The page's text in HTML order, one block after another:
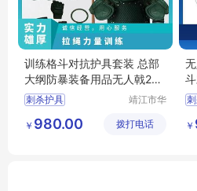
训练格斗对抗护具套装 总部
大纲防暴装备用品无人戟23
款刺杀护具 江苏华卫
刺杀护具
防暴装备
靖江市华
技有限公
￥ 980.00 拨打电话 ￥